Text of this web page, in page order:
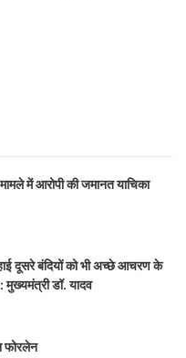
में आरोपी की जमानत याचिका
दूसरे बंदियों को भी अच्छे आचरण के
मुख्यमंत्री डॉ. यादव
फोरलेन